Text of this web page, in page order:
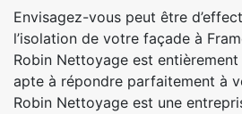
Envisagez-vous peut être
l’isolation de votre façade à
Robin Nettoyage est
apte à répondre parfaitement à
Robin Nettoyage est une